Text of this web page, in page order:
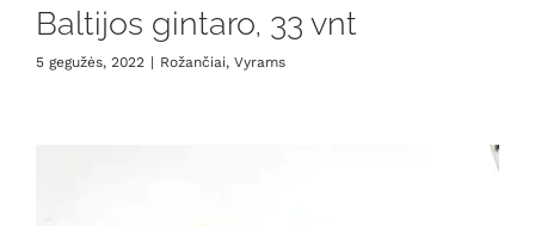
Baltijos gintaro, 33 vnt
5 gegužės, 2022 | Rožančiai, Vyrams